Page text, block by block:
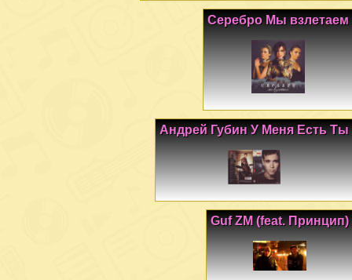
Серебро Мы взлетаем
Андрей Губин У Меня Есть Ты
Guf ZM (feat. Принцип)